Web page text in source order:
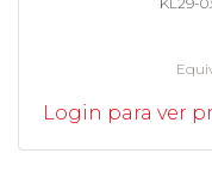
Login para ver